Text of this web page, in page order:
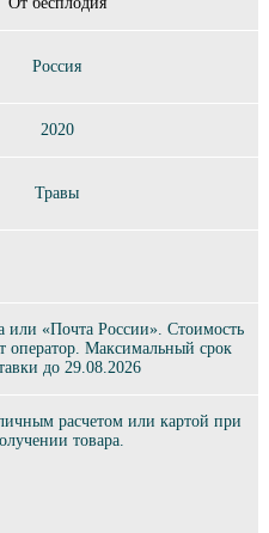
Россия
2020
Травы
или «Почта России». Стоимость
оператор. Максимальный срок
до 29.08.2026
расчетом или картой при
товара.